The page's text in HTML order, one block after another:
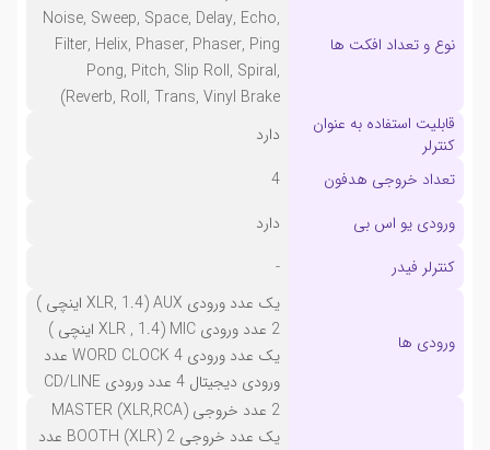
نوع و تعداد افکت ها
Noise, Sweep, Space, Delay, Echo,
Filter, Helix, Phaser, Phaser, Ping
Pong, Pitch, Slip Roll, Spiral,
Reverb, Roll, Trans, Vinyl Brake)
قابلیت استفاده به عنوان
کنترلر
دارد
تعداد خروجی هدفون
4
ورودی یو اس بی
دارد
کنترلر فیدر
-
ورودی ها
یک عدد ورودی AUX (XLR, 1.4 اینچی )
2 عدد ورودی MIC (XLR , 1.4 اینچی )
یک عدد ورودی WORD CLOCK 4 عدد
ورودی دیجیتال 4 عدد ورودی CD/LINE
2 عدد خروجی MASTER (XLR,RCA)
یک عدد خروجی BOOTH (XLR) 2 عدد